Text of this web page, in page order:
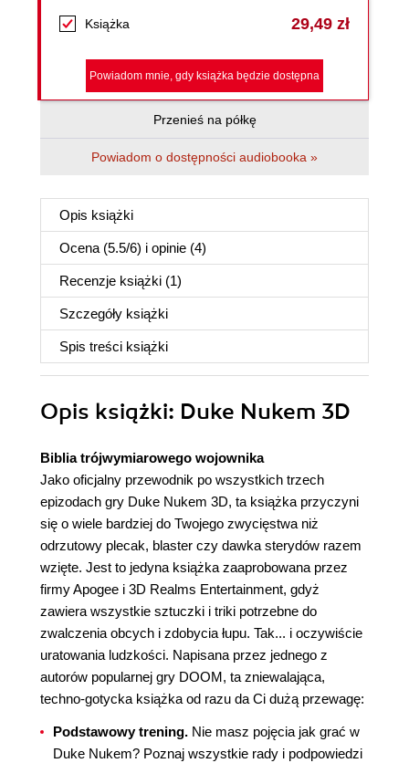
Książka 29,49 zł
Powiadom mnie, gdy książka będzie dostępna
Przenieś na półkę
Powiadom o dostępności audiobooka »
Opis książki
Ocena (5.5/6) i opinie (4)
Recenzje książki (1)
Szczegóły książki
Spis treści książki
Opis książki: Duke Nukem 3D
Biblia trójwymiarowego wojownika
Jako oficjalny przewodnik po wszystkich trzech
epizodach gry Duke Nukem 3D, ta książka przyczyni
się o wiele bardziej do Twojego zwycięstwa niż
odrzutowy plecak, blaster czy dawka sterydów razem
wzięte. Jest to jedyna książka zaaprobowana przez
firmy Apogee i 3D Realms Entertainment, gdyż
zawiera wszystkie sztuczki i triki potrzebne do
zwalczenia obcych i zdobycia łupu. Tak... i oczywiście
uratowania ludzkości. Napisana przez jednego z
autorów popularnej gry DOOM, ta zniewalająca,
techno-gotycka książka od razu da Ci dużą przewagę:
Podstawowy trening. Nie masz pojęcia jak grać w
Duke Nukem? Poznaj wszystkie rady i podpowiedzi